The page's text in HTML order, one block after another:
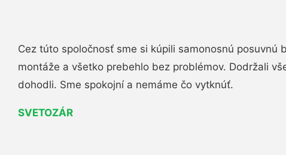
Cez túto spoločnosť sme si kúpili samonosnú posuvnú
montáže a všetko prebehlo bez problémov. Dodržali
dohodli. Sme spokojní a nemáme čo vytknúť.
SVETOZÁR